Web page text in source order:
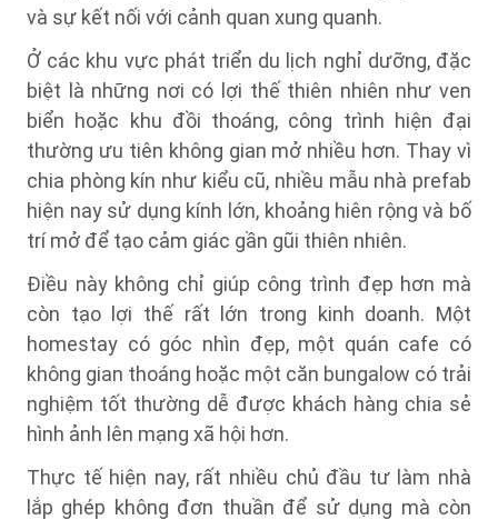
và sự kết nối với cảnh quan xung quanh.
Ở các khu vực phát triển du lịch nghỉ dưỡng, đặc
biệt là những nơi có lợi thế thiên nhiên như ven
biển hoặc khu đồi thoáng, công trình hiện đại
thường ưu tiên không gian mở nhiều hơn. Thay vì
chia phòng kín như kiểu cũ, nhiều mẫu nhà prefab
hiện nay sử dụng kính lớn, khoảng hiên rộng và bố
trí mở để tạo cảm giác gần gũi thiên nhiên.
Điều này không chỉ giúp công trình đẹp hơn mà
còn tạo lợi thế rất lớn trong kinh doanh. Một
homestay có góc nhìn đẹp, một quán cafe có
không gian thoáng hoặc một căn bungalow có trải
nghiệm tốt thường dễ được khách hàng chia sẻ
hình ảnh lên mạng xã hội hơn.
Thực tế hiện nay, rất nhiều chủ đầu tư làm nhà
lắp ghép không đơn thuần để sử dụng mà còn